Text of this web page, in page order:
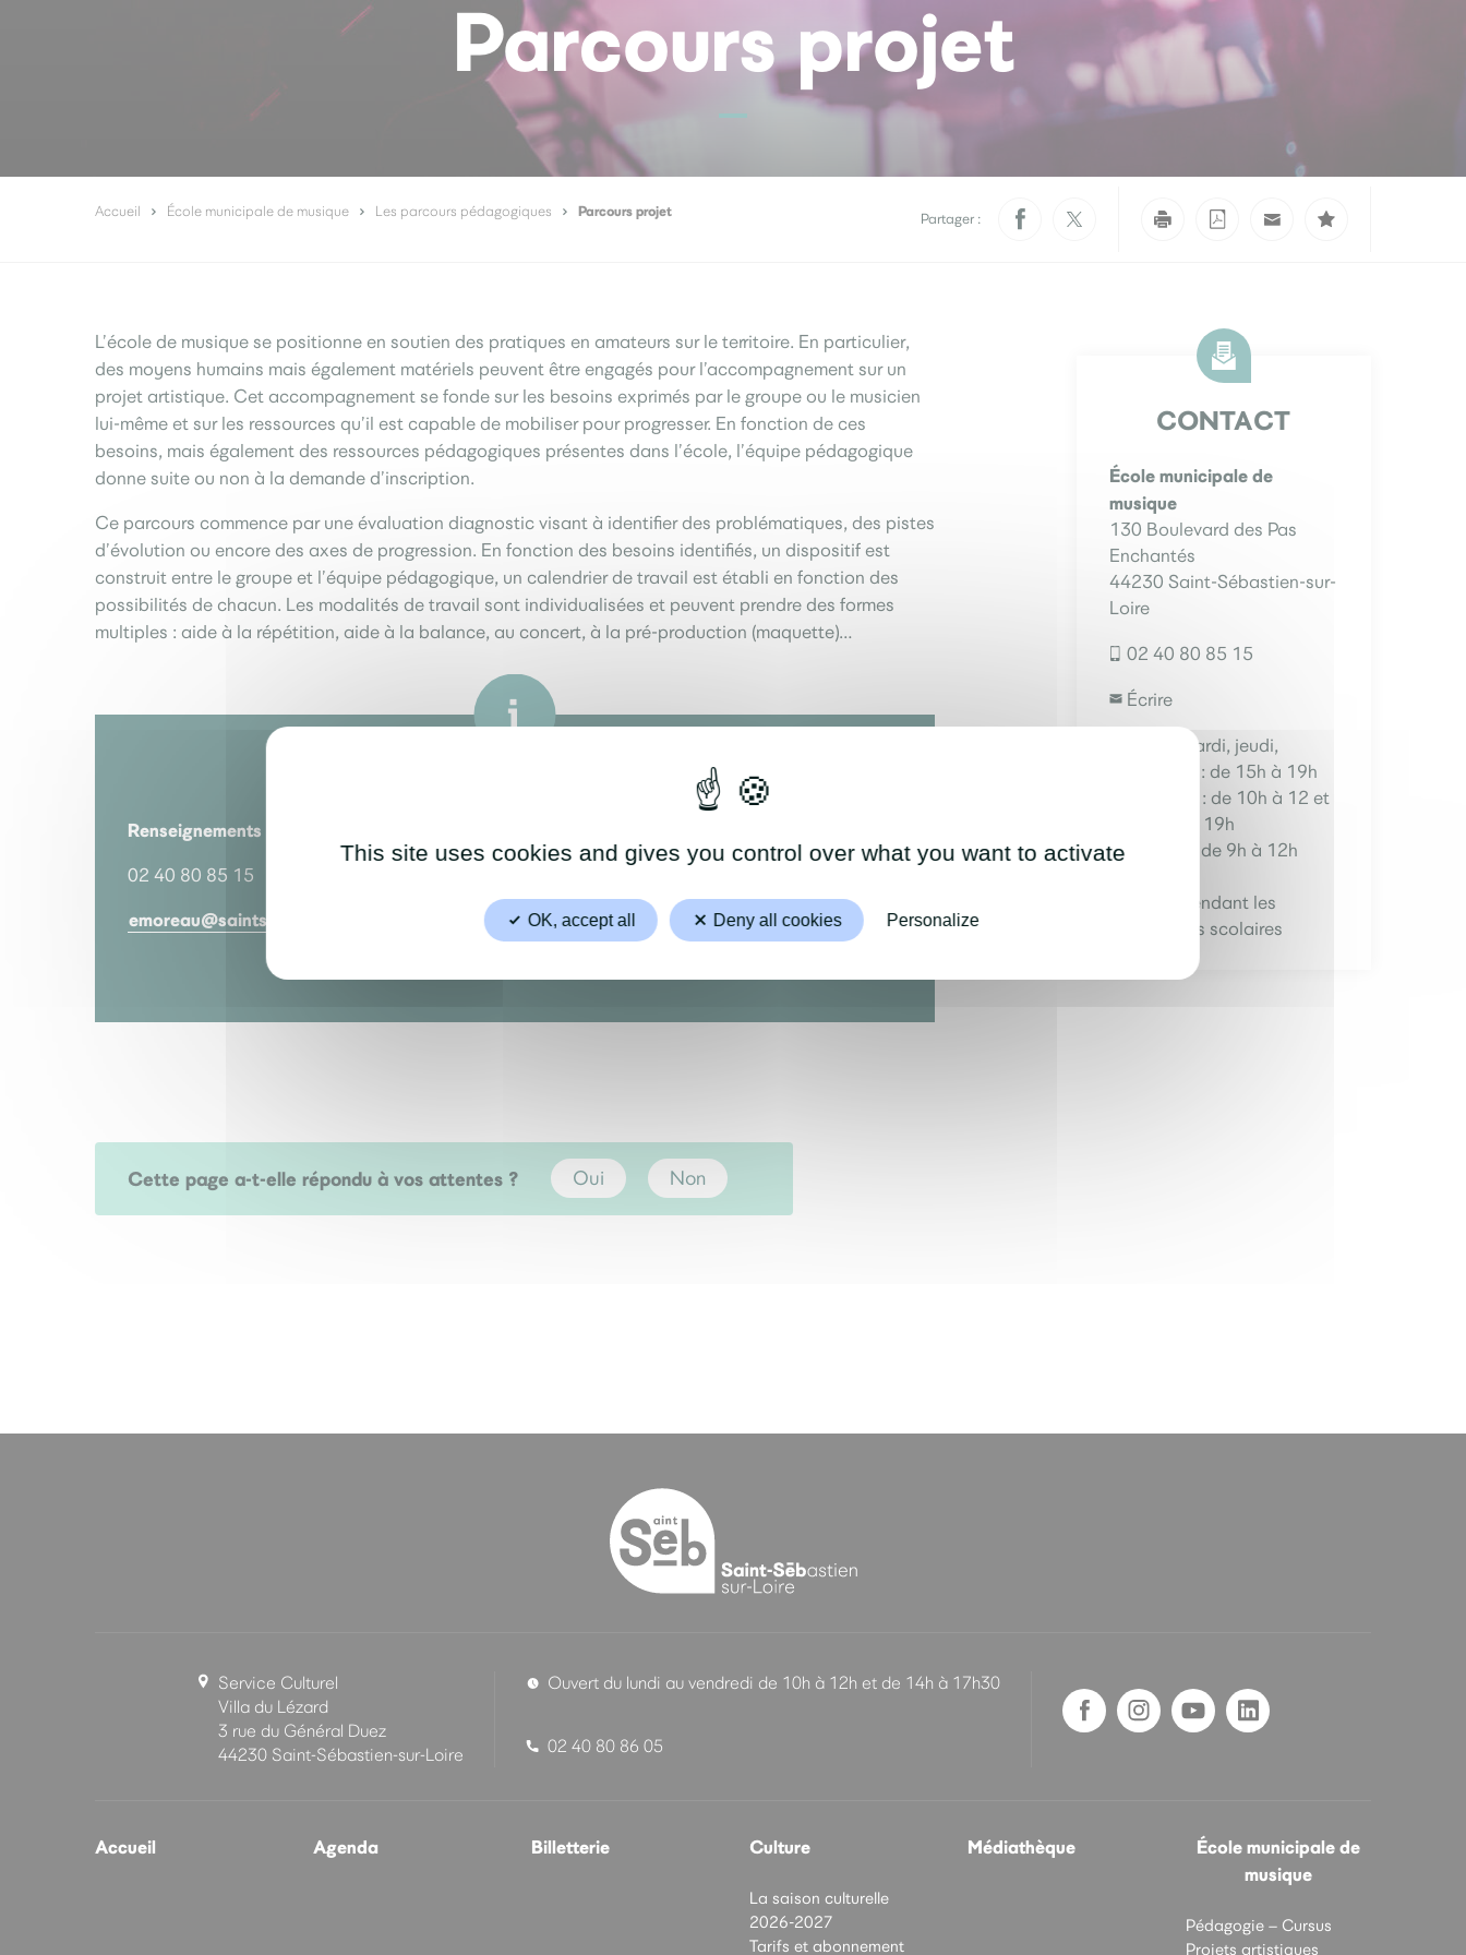
Parcours projet
Accueil École municipale de musique Les parcours pédagogiques Parcours projet Partager :
L’école de musique se positionne en soutien des pratiques en amateurs sur le territoire. En particulier,
des moyens humains mais également matériels peuvent être engagés pour l’accompagnement sur un
projet artistique. Cet accompagnement se fonde sur les besoins exprimés par le groupe ou le musicien
lui-même et sur les ressources qu’il est capable de mobiliser pour progresser. En fonction de ces
besoins, mais également des ressources pédagogiques présentes dans l’école, l’équipe pédagogique
donne suite ou non à la demande d’inscription.
Ce parcours commence par une évaluation diagnostic visant à identifier des problématiques, des pistes
d’évolution ou encore des axes de progression. En fonction des besoins identifiés, un dispositif est
construit entre le groupe et l’équipe pédagogique, un calendrier de travail est établi en fonction des
possibilités de chacun. Les modalités de travail sont individualisées et peuvent prendre des formes
multiples : aide à la répétition, aide à la balance, au concert, à la pré-production (maquette)…
Renseignements auprès de M. Erwan Moreau :
02 40 80 85 15
emoreau@saintsebastien.fr
Cette page a-t-elle répondu à vos attentes ? Oui Non
CONTACT
École municipale de
musique
130 Boulevard des Pas
Enchantés
44230 Saint-Sébastien-sur-
Loire
02 40 80 85 15
Écrire
Lundi, mardi, jeudi,
vendredi : de 15h à 19h
Mercredi : de 10h à 12 et
de 14h à 19h
Samedi : de 9h à 12h
Fermé pendant les
vacances scolaires
Service Culturel
Villa du Lézard
3 rue du Général Duez
44230 Saint-Sébastien-sur-Loire
Ouvert du lundi au vendredi de 10h à 12h et de 14h à 17h30
02 40 80 86 05
Accueil Agenda Billetterie Culture
La saison culturelle
2026-2027
Tarifs et abonnement
Médiathèque
École municipale de
musique
Pédagogie – Cursus
Projets artistiques
This site uses cookies and gives you control over what you want to activate
OK, accept all Deny all cookies Personalize